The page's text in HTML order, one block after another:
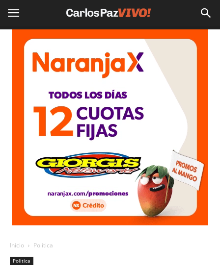
Inicio Política
Política